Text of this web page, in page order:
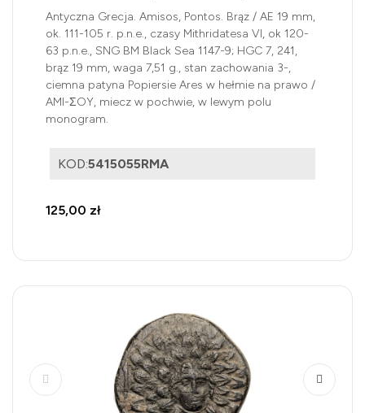
Antyczna Grecja. Amisos, Pontos. Brąz / AE 19 mm,
ok. 111-105 r. p.n.e., czasy Mithridatesa VI, ok 120-
63 p.n.e., SNG BM Black Sea 1147-9; HGC 7, 241,
brąz 19 mm, waga 7,51 g., stan zachowania 3-,
ciemna patyna Popiersie Ares w hełmie na prawo /
AMI-ΣOY, miecz w pochwie, w lewym polu
monogram.
KOD:5415055RMA
125,00 zł